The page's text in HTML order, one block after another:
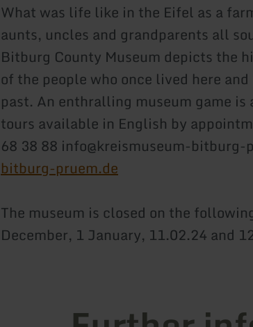
What was life like in the Eifel as a
aunts, uncles and grandparents all
Bitburg County Museum depicts the
of the people who once lived here
past. An enthralling museum game
tours available in English by
68 38 88 info@kreismuseum-bitburg-
bitburg-pruem.de
The museum is closed on the
December, 1 January, 11.02.24 and